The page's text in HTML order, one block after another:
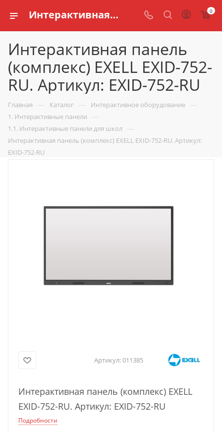
Интерактивная панель (комплекс) EXELL EXID-752-RU. Артикул: EXID-752-RU купить для школ и обучения детей 0
Интерактивная панель
(комплекс) EXELL EXID-752-
RU. Артикул: EXID-752-RU
Главная — Каталог — Интерактивное оборудование —
1. Интерактивные панели —
1.1. Интерактивные панели для школ —
Интерактивная панель (комплекс) EXELL EXID-752-RU. Артикул:
EXID-752-RU
Артикул:011385
Интерактивная панель (комплекс) EXELL
EXID-752-RU. Артикул: EXID-752-RU
Подробности